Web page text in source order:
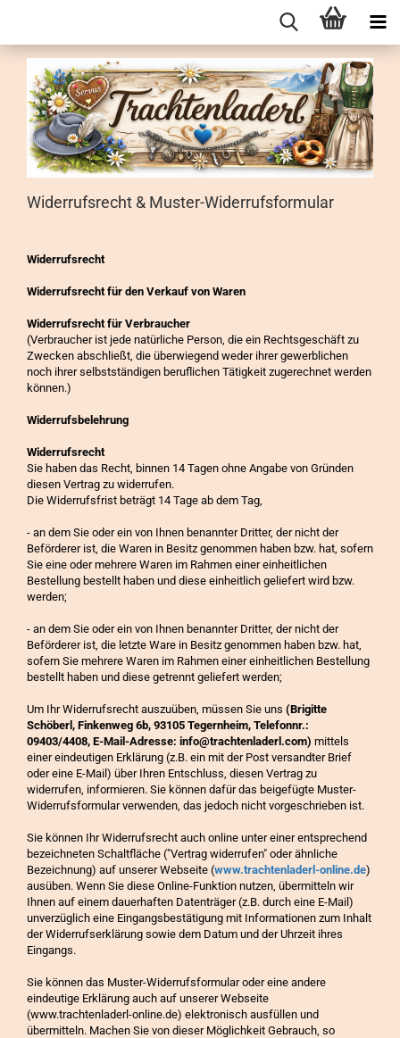
Widerrufsrecht & Muster-Widerrufsformular
Widerrufsrecht
Widerrufsrecht für den Verkauf von Waren
Widerrufsrecht für Verbraucher
(Verbraucher ist jede natürliche Person, die ein Rechtsgeschäft zu
Zwecken abschließt, die überwiegend weder ihrer gewerblichen
noch ihrer selbstständigen beruflichen Tätigkeit zugerechnet werden
können.)
Widerrufsbelehrung
Widerrufsrecht
Sie haben das Recht, binnen 14 Tagen ohne Angabe von Gründen
diesen Vertrag zu widerrufen.
Die Widerrufsfrist beträgt 14 Tage ab dem Tag,
- an dem Sie oder ein von Ihnen benannter Dritter, der nicht der
Beförderer ist, die Waren in Besitz genommen haben bzw. hat, sofern
Sie eine oder mehrere Waren im Rahmen einer einheitlichen
Bestellung bestellt haben und diese einheitlich geliefert wird bzw.
werden;
- an dem Sie oder ein von Ihnen benannter Dritter, der nicht der
Beförderer ist, die letzte Ware in Besitz genommen haben bzw. hat,
sofern Sie mehrere Waren im Rahmen einer einheitlichen Bestellung
bestellt haben und diese getrennt geliefert werden;
Um Ihr Widerrufsrecht auszuüben, müssen Sie uns (Brigitte
Schöberl, Finkenweg 6b, 93105 Tegernheim, Telefonnr.:
09403/4408, E-Mail-Adresse: info@trachtenladerl.com) mittels
einer eindeutigen Erklärung (z.B. ein mit der Post versandter Brief
oder eine E-Mail) über Ihren Entschluss, diesen Vertrag zu
widerrufen, informieren. Sie können dafür das beigefügte Muster-
Widerrufsformular verwenden, das jedoch nicht vorgeschrieben ist.
Sie können Ihr Widerrufsrecht auch online unter einer entsprechend
bezeichneten Schaltfläche ("Vertrag widerrufen" oder ähnliche
Bezeichnung) auf unserer Webseite (www.trachtenladerl-online.de)
ausüben. Wenn Sie diese Online-Funktion nutzen, übermitteln wir
Ihnen auf einem dauerhaften Datenträger (z.B. durch eine E-Mail)
unverzüglich eine Eingangsbestätigung mit Informationen zum Inhalt
der Widerrufserklärung sowie dem Datum und der Uhrzeit ihres
Eingangs.
Sie können das Muster-Widerrufsformular oder eine andere
eindeutige Erklärung auch auf unserer Webseite
(www.trachtenladerl-online.de) elektronisch ausfüllen und
übermitteln. Machen Sie von dieser Möglichkeit Gebrauch, so